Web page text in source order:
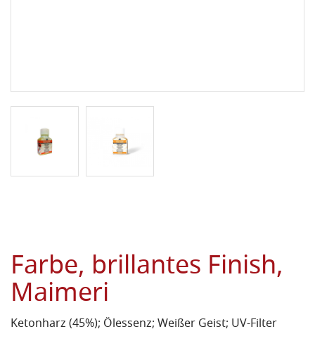
Farbe, brillantes Finish,
Maimeri
Ketonharz (45%); Ölessenz; Weißer Geist; UV-Filter